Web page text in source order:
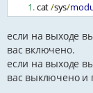
cat /sys/
если на выходе
вас включено.
если на выходе
вас выключено и